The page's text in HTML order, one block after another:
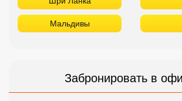
Мальдивы
Забронировать в